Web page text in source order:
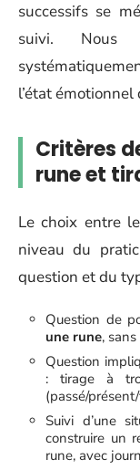
successifs se
suivi. Nous
l’état
Critères
rune et
Le choix entre
niveau du
question et du
Question de
une rune,
Question
: tirage à
(passé/
Suivi d’une
construire un
rune, avec